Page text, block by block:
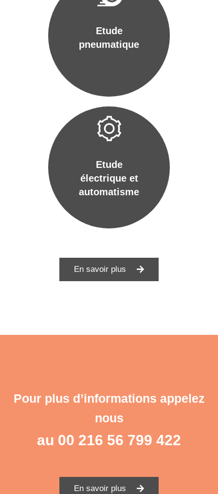
Etude
pneumatique
Etude
électrique et
automatisme
En savoir plus
Pour plus d’informations appelez
nous
au 00 216 56 799 422
En savoir plus